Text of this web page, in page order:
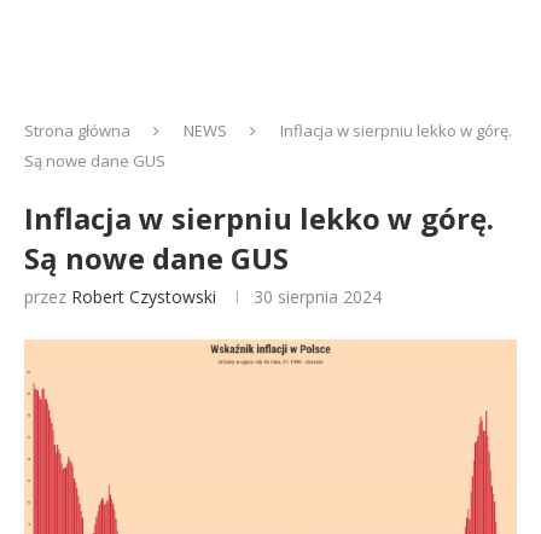
Strona główna NEWS
Inflacja w sierpniu lekko w górę.
Są nowe dane GUS
Inflacja w sierpniu lekko w górę.
Są nowe dane GUS
przez Robert Czystowski 30 sierpnia 2024